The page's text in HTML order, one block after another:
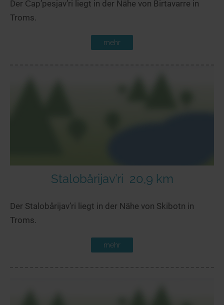
Der Čap’pesjav’ri liegt in der Nähe von Birtavarre in
Troms.
mehr
Stalobårijav’ri 20,9 km
Der Stalobårijav’ri liegt in der Nähe von Skibotn in
Troms.
mehr